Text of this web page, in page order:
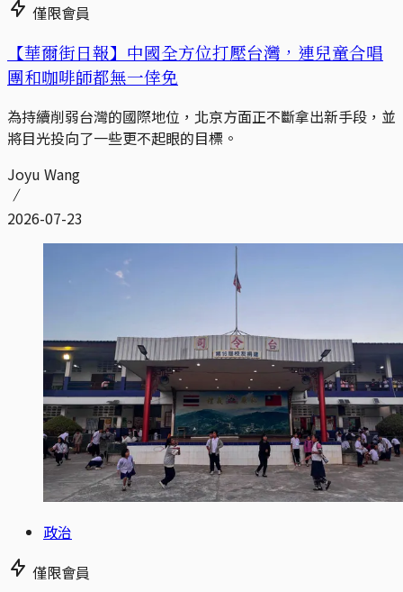
僅限會員
【華爾街日報】中國全方位打壓台灣，連兒童合唱
團和咖啡師都無一倖免
為持續削弱台灣的國際地位，北京方面正不斷拿出新手段，並
將目光投向了一些更不起眼的目標。
Joyu Wang
2026-07-23
政治
僅限會員